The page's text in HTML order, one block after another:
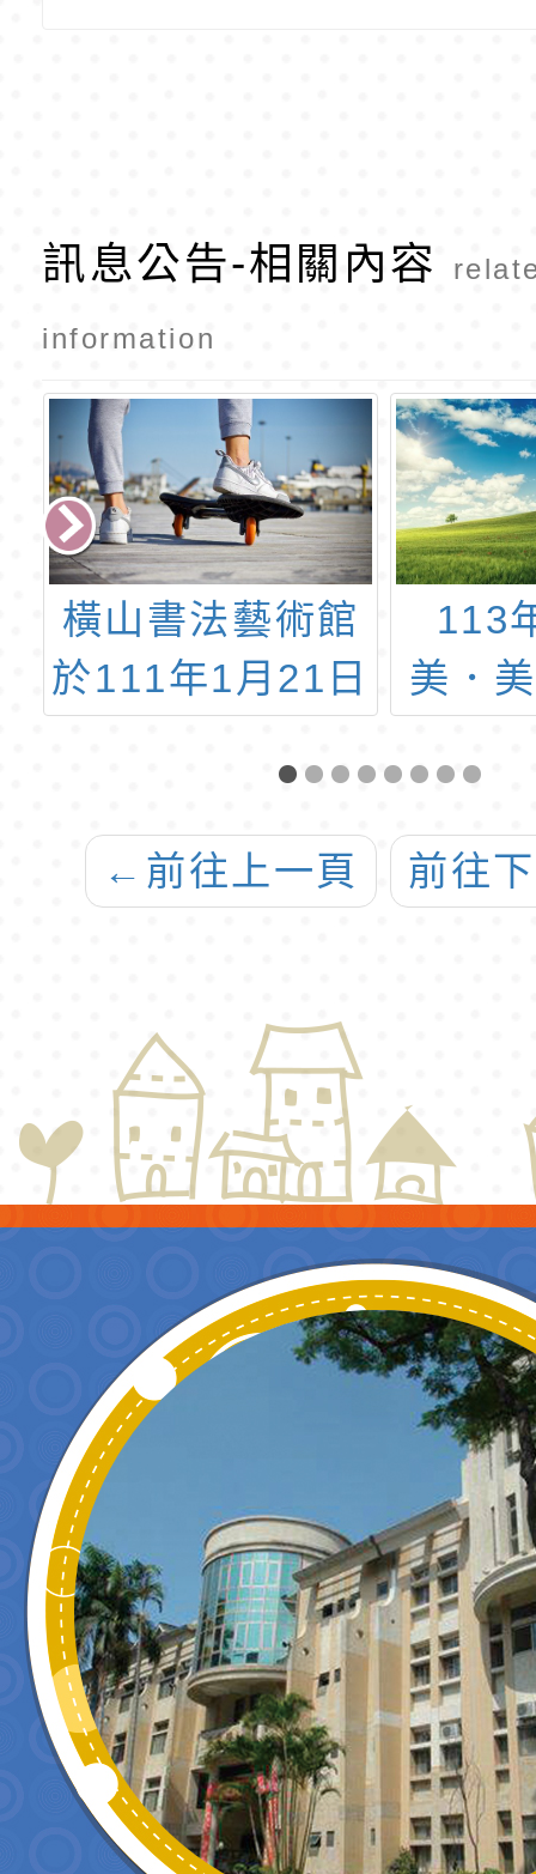
訊息公告-相關內容
information
橫山書法藝術館
於111年1月21日
日（一）舉辦
「澹養天龢－黃
羣英書藝紀念
藝新契機－1949
渡海書家特
展」，敬請師生
踴躍來館參觀。
113
美．
畫」
← 前往上一頁 前往